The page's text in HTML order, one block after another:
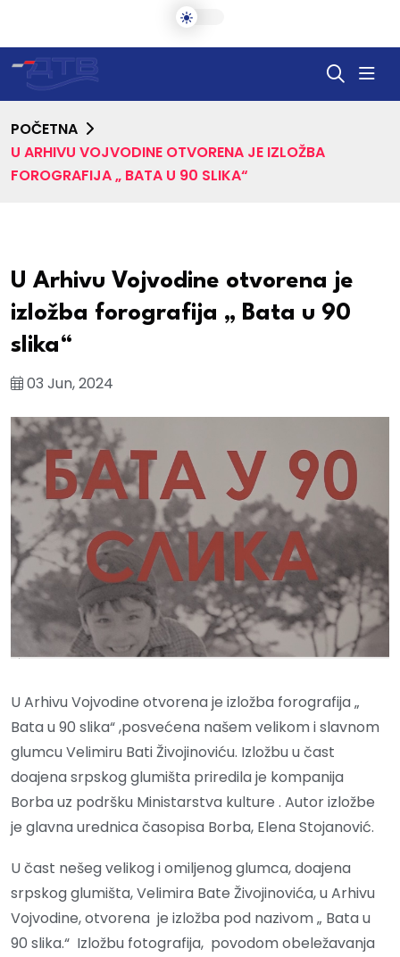
POČETNA
U ARHIVU VOJVODINE OTVORENA JE IZLOŽBA
FOROGRAFIJA „ BATA U 90 SLIKA“
U Arhivu Vojvodine otvorena je
izložba forografija „ Bata u 90
slika“
03 Jun, 2024
U Arhivu Vojvodine otvorena je izložba forografija „
Bata u 90 slika“ ,posvećena našem velikom i slavnom
glumcu Velimiru Bati Živojinoviću. Izložbu u čast
doajena srpskog glumišta priredila je kompanija
Borba uz podršku Ministarstva kulture . Autor izložbe
je glavna urednica časopisa Borba, Elena Stojanović.
U čast nešeg velikog i omiljenog glumca, doajena
srpskog glumišta, Velimira Bate Živojinovića, u Arhivu
Vojvodine, otvorena je izložba pod nazivom „ Bata u
90 slika.“ Izložbu fotografija, povodom obeležavanja